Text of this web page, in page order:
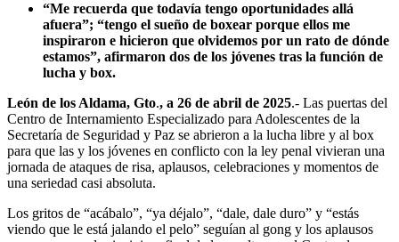
“Me recuerda que todavía tengo oportunidades allá
afuera”; “tengo el sueño de boxear porque ellos me
inspiraron e hicieron que olvidemos por un rato de dónde
estamos”, afirmaron dos de los jóvenes tras la función de
lucha y box.
León de los Aldama, Gto., a 26 de abril de 2025.- Las puertas del
Centro de Internamiento Especializado para Adolescentes de la
Secretaría de Seguridad y Paz se abrieron a la lucha libre y al box
para que las y los jóvenes en conflicto con la ley penal vivieran una
jornada de ataques de risa, aplausos, celebraciones y momentos de
una seriedad casi absoluta.
Los gritos de “acábalo”, “ya déjalo”, “dale, dale duro” y “estás
viendo que le está jalando el pelo” seguían al gong y los aplausos